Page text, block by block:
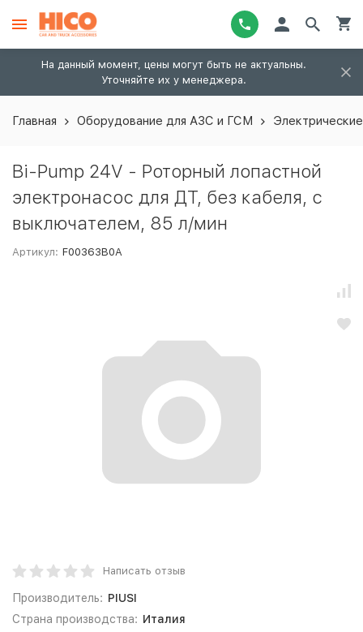
На данный момент, цены могут быть не актуальны.
Уточняйте их у менеджера.
Главная Оборудование для АЗС и ГСМ
Bi-Pump 24V - Роторный лопастной
электронасос для ДТ, без кабеля, с
выключателем, 85 л/мин
Артикул: F00363B0A
Написать отзыв
Производитель: PIUSI
Страна производства: Италия